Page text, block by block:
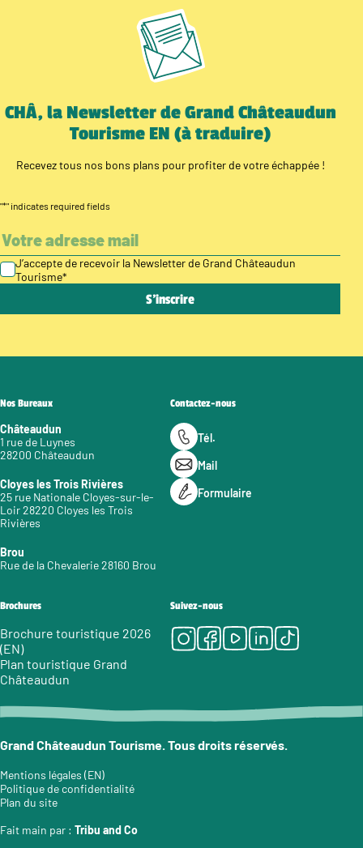
CHÂ, la Newsletter de Grand Châteaudun
Tourisme EN (à traduire)
Recevez tous nos bons plans pour profiter de votre échappée !
"*" indicates required fields
J’accepte de recevoir la Newsletter de Grand Châteaudun
Tourisme*
Nos Bureaux
Châteaudun
1 rue de Luynes
28200 Châteaudun
Cloyes les Trois Rivières
25 rue Nationale Cloyes-sur-le-
Loir 28220 Cloyes les Trois
Rivières
Brou
Rue de la Chevalerie 28160 Brou
Contactez-nous
Tél.
Mail
Formulaire
Brochures
Brochure touristique 2026
(EN)
Plan touristique Grand
Châteaudun
Suivez-nous
Instagram
Facebook
Youtube
LinkedIn
Tiktok
Grand Châteaudun Tourisme. Tous droits réservés.
Mentions légales (EN)
Politique de confidentialité
Plan du site
Fait main par : Tribu and Co